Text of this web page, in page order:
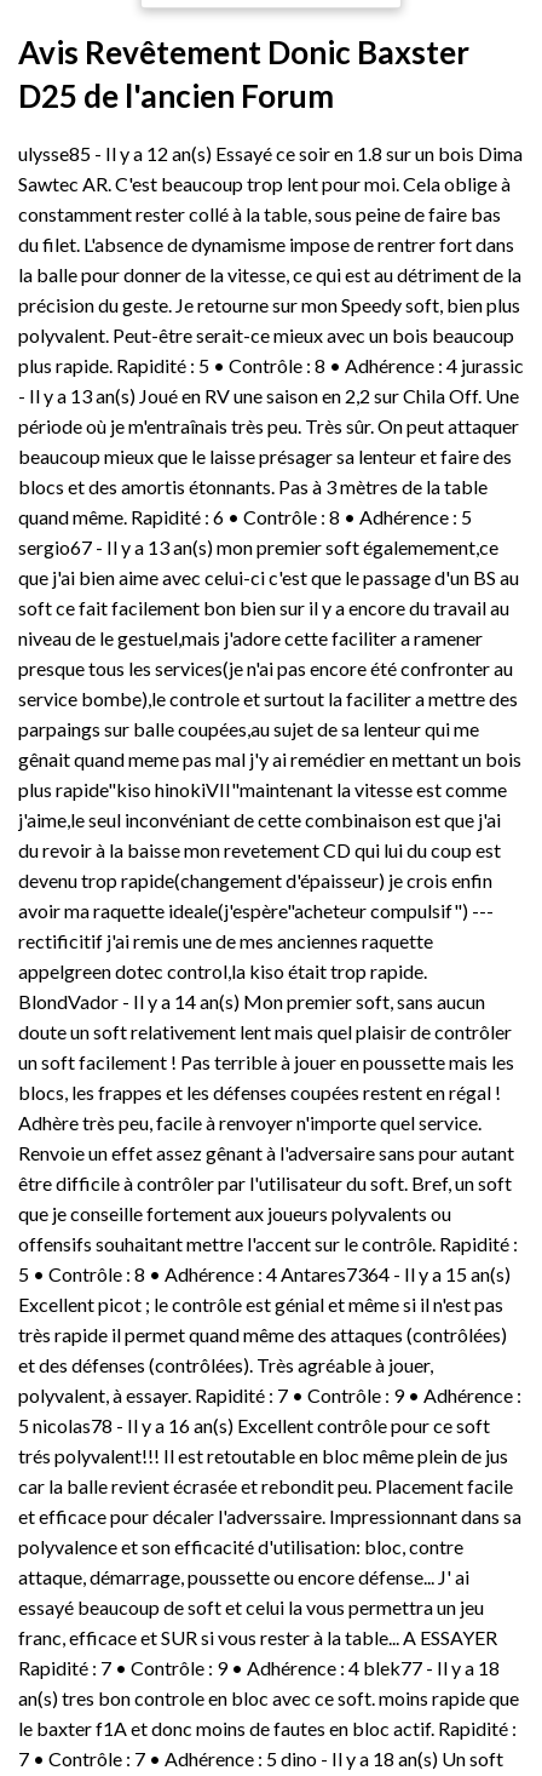
répondre à des plateaux de
table lourds, nous utilisons
un solide profilé en caisson
avec une épaisseur de paroi
de 1,8 mm (2 mm en acier
inoxydable), qui est coupé
en onglet et soudé sur tous
les côtés. Attention,
lorsque vous installerez
votre panneau, veillez à le
mettre de niveau à l'aide
d'un niveau à bulles et de
Caractéristiques: Pied de
table sype Spider Solide et
résistant, nettoyage facile
Avec accessoires de
montage et protecteurs de
sol/ajusteurs de niveau
Matière: Métal avec
revêtement poudré ou
vernis suivant le modèle
choisi Couleur: Noir ou
acier vernis(voir titre du
produit) Dimensions (selon
du produit): 150x78x71cm /
120x68x71cm /
85x85x71cm / 98x58x43cm
(Lxlxh) 16 points de fixation
Kit de montage fournis: 4
pieds réglables, 4 boulons
de montage, 16 vis de
fixation pour votre table
Poids du colis (selon le
modèle choisi, voir titre du
produit): 26kg / 19.5kg /
maximale: 200kg
couleurs Aged bronze,
Brushed brass sont ainsi
valeur. De plus, les
élégantes lignes gravées
dans le verre diffusent la
lumière de manière
indirecte pour une
atmosphère raffinée et
intemporelle.Données
techniques: Nom du
produit: QUIMERA,
Matière: aluminium,
Puissance en watts: 4.3 W,
Valeur nominale de
l'efficacité lumineuse: 26/28
lm/W, Flux lumineux: 110 /
120 lm, Angle optique: 360
°, IRC: 90, Différentes
sorties lumineuses: 1,
Classe de protection: II,
Code IP: IP20, Montage:
Mobile, Hauteur: 27.7 cm,
Diamètre: 8 cm, Indice de
Résistance aux chocs: 0.5
joule, Tension nominale
primaire: 220-240V
~50/60Hz, Courant /
tension secondaire: 350mA,
Température ambiante: 40
°C, Classe d'efficacité
énergétique: E, Poids net:
1.06 kg, Consommation
pondérée: 4.3 kWh/1.000h,
Données LXXBXX: L80B50,
Durée de vie: 50000 h,
Hauteur du courant d'appel:
14.9 A, Durée du courant
d'appel: 462 µs, Longueur
du câble de raccordement:
260 cm
Avis Revêtement Donic Baxster
D25 de l'ancien Forum
ulysse85 - Il y a 12 an(s) Essayé ce soir en 1.8 sur un bois Dima
Sawtec AR. C'est beaucoup trop lent pour moi. Cela oblige à
constamment rester collé à la table, sous peine de faire bas
du filet. L'absence de dynamisme impose de rentrer fort dans
la balle pour donner de la vitesse, ce qui est au détriment de la
précision du geste. Je retourne sur mon Speedy soft, bien plus
polyvalent. Peut-être serait-ce mieux avec un bois beaucoup
plus rapide. Rapidité : 5 • Contrôle : 8 • Adhérence : 4 jurassic
- Il y a 13 an(s) Joué en RV une saison en 2,2 sur Chila Off. Une
période où je m'entraînais très peu. Très sûr. On peut attaquer
beaucoup mieux que le laisse présager sa lenteur et faire des
blocs et des amortis étonnants. Pas à 3 mètres de la table
quand même. Rapidité : 6 • Contrôle : 8 • Adhérence : 5
sergio67 - Il y a 13 an(s) mon premier soft égalemement,ce
que j'ai bien aime avec celui-ci c'est que le passage d'un BS au
soft ce fait facilement bon bien sur il y a encore du travail au
niveau de le gestuel,mais j'adore cette faciliter a ramener
presque tous les services(je n'ai pas encore été confronter au
service bombe),le controle et surtout la faciliter a mettre des
parpaings sur balle coupées,au sujet de sa lenteur qui me
gênait quand meme pas mal j'y ai remédier en mettant un bois
plus rapide"kiso hinokiVII"maintenant la vitesse est comme
j'aime,le seul inconvéniant de cette combinaison est que j'ai
du revoir à la baisse mon revetement CD qui lui du coup est
devenu trop rapide(changement d'épaisseur) je crois enfin
avoir ma raquette ideale(j'espère"acheteur compulsif") ---
rectificitif j'ai remis une de mes anciennes raquette
appelgreen dotec control,la kiso était trop rapide.
BlondVador - Il y a 14 an(s) Mon premier soft, sans aucun
doute un soft relativement lent mais quel plaisir de contrôler
un soft facilement ! Pas terrible à jouer en poussette mais les
blocs, les frappes et les défenses coupées restent en régal !
Adhère très peu, facile à renvoyer n'importe quel service.
Renvoie un effet assez gênant à l'adversaire sans pour autant
être difficile à contrôler par l'utilisateur du soft. Bref, un soft
que je conseille fortement aux joueurs polyvalents ou
offensifs souhaitant mettre l'accent sur le contrôle. Rapidité :
5 • Contrôle : 8 • Adhérence : 4 Antares7364 - Il y a 15 an(s)
Excellent picot ; le contrôle est génial et même si il n'est pas
très rapide il permet quand même des attaques (contrôlées)
et des défenses (contrôlées). Très agréable à jouer,
polyvalent, à essayer. Rapidité : 7 • Contrôle : 9 • Adhérence :
5 nicolas78 - Il y a 16 an(s) Excellent contrôle pour ce soft
trés polyvalent!!! Il est retoutable en bloc même plein de jus
car la balle revient écrasée et rebondit peu. Placement facile
et efficace pour décaler l'adverssaire. Impressionnant dans sa
polyvalence et son efficacité d'utilisation: bloc, contre
attaque, démarrage, poussette ou encore défense... J' ai
essayé beaucoup de soft et celui la vous permettra un jeu
franc, efficace et SUR si vous rester à la table... A ESSAYER
Rapidité : 7 • Contrôle : 9 • Adhérence : 4 blek77 - Il y a 18
an(s) tres bon controle en bloc avec ce soft. moins rapide que
le baxter f1A et donc moins de fautes en bloc actif. Rapidité :
7 • Contrôle : 7 • Adhérence : 5 dino - Il y a 18 an(s) Un soft